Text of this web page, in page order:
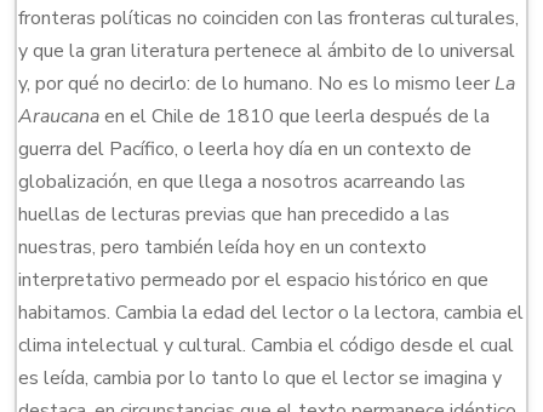
fronteras políticas no coinciden con las fronteras culturales,
y que la gran literatura pertenece al ámbito de lo universal
y, por qué no decirlo: de lo humano. No es lo mismo leer La
Araucanaen el Chile de 1810 que leerla después de la
guerra del Pacífico, o leerla hoy día en un contexto de
globalización, en que llega a nosotros acarreando las
huellas de lecturas previas que han precedido a las
nuestras, pero también leída hoy en un contexto
interpretativo permeado por el espacio histórico en que
habitamos. Cambia la edad del lector o la lectora, cambia el
clima intelectual y cultural. Cambia el código desde el cual
es leída, cambia por lo tanto lo que el lector se imagina y